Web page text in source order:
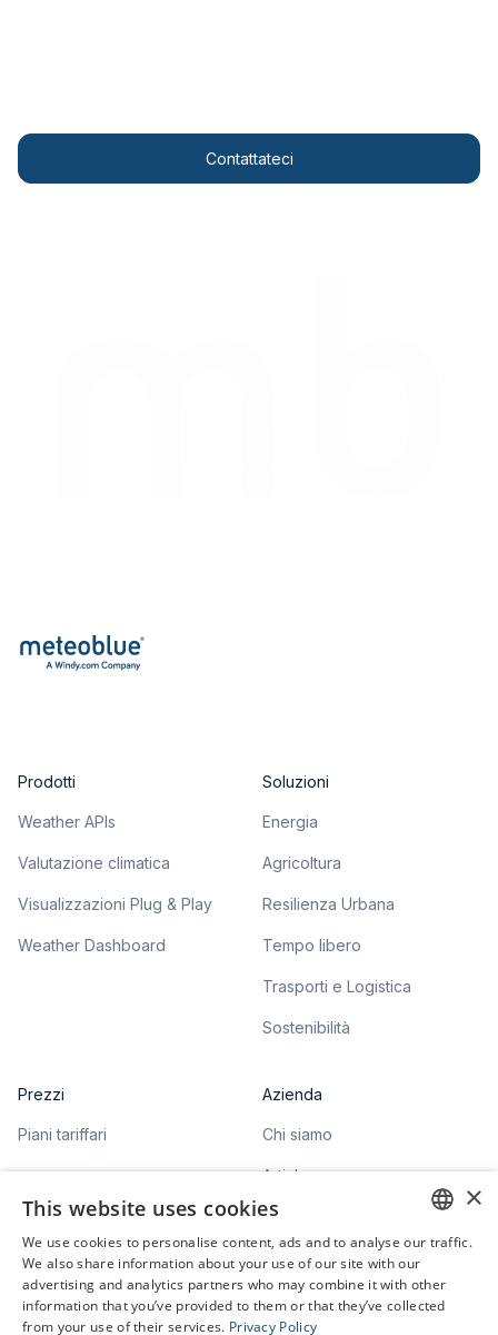
Contattateci
Prodotti
Weather APIs
Valutazione climatica
Visualizzazioni Plug & Play
Weather Dashboard
Soluzioni
Energia
Agricoltura
Resilienza Urbana
Tempo libero
Trasporti e Logistica
Sostenibilità
Prezzi
Piani tariffari
Azienda
Chi siamo
Articles
©2026meteoblue. All rights reserved.
GERMAN
×
This website uses cookies
We use cookies to personalise content, ads and to analyse our traffic.
We also share information about your use of our site with our
advertising and analytics partners who may combine it with other
information that you’ve provided to them or that they’ve collected
from your use of their services. Privacy Policy